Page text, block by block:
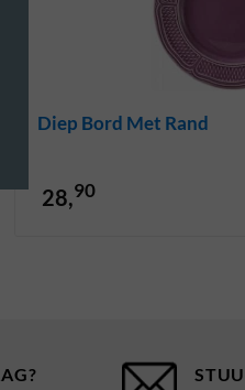
Diep Bord Met Rand
28,90